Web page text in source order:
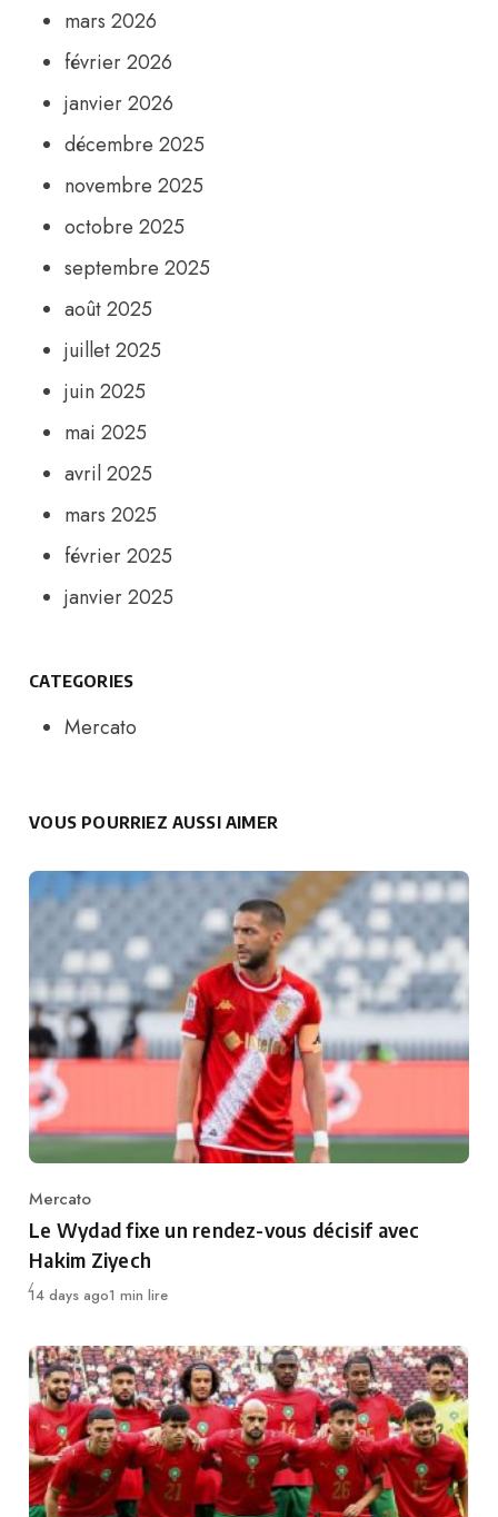
mars 2026
février 2026
janvier 2026
décembre 2025
novembre 2025
octobre 2025
septembre 2025
août 2025
juillet 2025
juin 2025
mai 2025
avril 2025
mars 2025
février 2025
janvier 2025
CATEGORIES
Mercato
VOUS POURRIEZ AUSSI AIMER
Category
Mercato
Le Wydad fixe un rendez-vous décisif avec
Hakim Ziyech
Publié
14 days ago1 min lire